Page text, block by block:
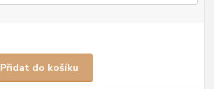
Přidat do košíku